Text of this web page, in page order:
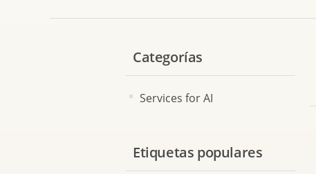
Categorías
Services for AI
Etiquetas populares